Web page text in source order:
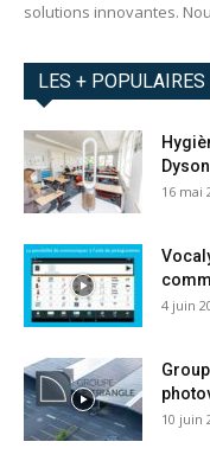
solutions innovantes.
LES + POPULAIRES
16 mai
4 juin
10 juin